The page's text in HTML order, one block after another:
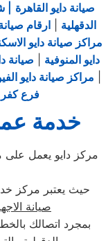
صيانة دايو القاهرة |
الدقهلية
ارقام
مراكز صيانة دايو
دايو المنوفية
صيانة
مراكز صيانة دايو
فرع كفر
خدمة
حيث يعتبر مركز
صيانة
بمجرد اتصالك